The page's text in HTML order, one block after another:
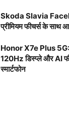
Skoda Slavia
प्रीमियम फीचर्स के साथ
Honor X7e Plus
120Hz डिस्प्ले और AI
स्मार्टफोन